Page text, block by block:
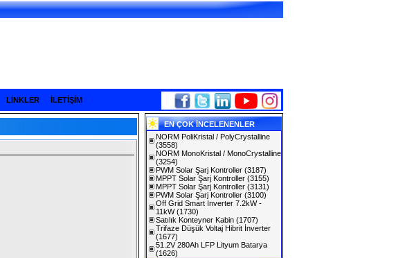
LİNKLER İLETİŞİM
EN ÇOK İNCELENENLER
NORM PoliKristal / PolyCrystalline
(3558)
NORM MonoKristal / MonoCrystalline
(3254)
PWM Solar Şarj Kontroller (3187)
MPPT Solar Şarj Kontroller (3155)
MPPT Solar Şarj Kontroller (3131)
PWM Solar Şarj Kontroller (3100)
Off Grid Smart Inverter 7.2kW -
11kW(1730)
Satılık Konteyner Kabin (1707)
Trifaze Düşük Voltaj Hibrit İnverter
(1677)
51.2V 280Ah LFP Lityum Batarya
(1626)